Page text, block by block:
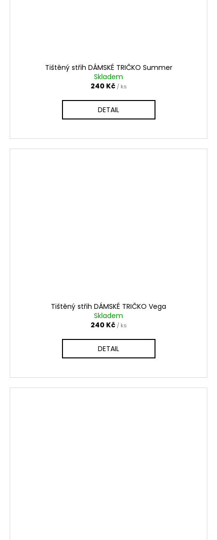
Tištěný střih DÁMSKÉ TRIČKO Summer
Skladem
240 Kč / ks
DETAIL
Tištěný střih DÁMSKÉ TRIČKO Vega
Skladem
240 Kč / ks
DETAIL